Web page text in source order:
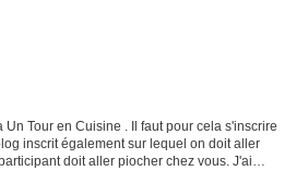
Tour en Cuisine . Il faut pour cela s'inscrire
inscrit également sur lequel on doit aller
doit aller piocher chez vous. J'ai